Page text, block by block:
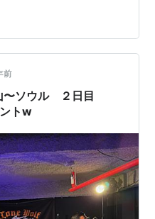
古川真一 Thema ア
ーンに区切られるコンセ
前
〜ソウル ２日目
トw